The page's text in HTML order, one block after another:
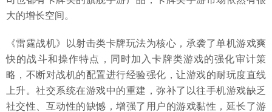
大的增长空间。
《雷霆战机》以射击类卡牌玩法为核心，承袭了单机游戏爽
快的战斗和操作特点，同时加入卡牌类游戏的强化审计策
略，不断对战机的配置进行经验强化，让游戏的耐玩度直线
上升。社交系统在游戏中的重建，弥补了以往手机游戏缺乏
社交性、互动性的缺憾，增强了用户的游戏黏性，延长了游